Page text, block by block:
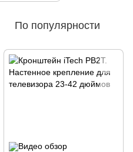
По популярности